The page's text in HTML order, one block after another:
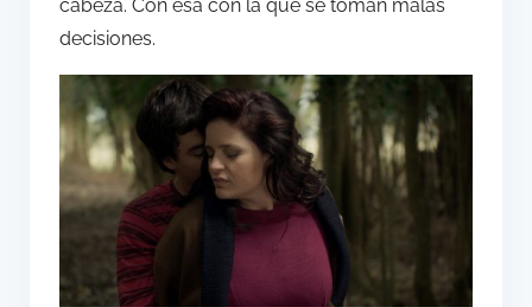
cabeza. Con esa con la que se toman malas
decisiones.